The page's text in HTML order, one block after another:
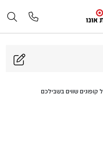
קופונים שווים בשבילכם